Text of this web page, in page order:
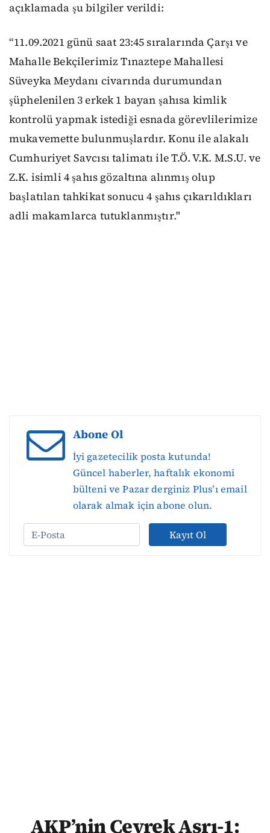
açıklamada şu bilgiler verildi:
“11.09.2021 günü saat 23:45 sıralarında Çarşı ve
Mahalle Bekçilerimiz Tınaztepe Mahallesi
Süveyka Meydanı civarında durumundan
şüphelenilen 3 erkek 1 bayan şahısa kimlik
kontrolü yapmak istediği esnada görevlilerimize
mukavemette bulunmuşlardır. Konu ile alakalı
Cumhuriyet Savcısı talimatı ile T.Ö. V.K. M.S.U. ve
Z.K. isimli 4 şahıs gözaltına alınmış olup
başlatılan tahkikat sonucu 4 şahıs çıkarıldıkları
adli makamlarca tutuklanmıştır."
Abone Ol
İyi gazetecilik posta kutunda!
Güncel haberler, haftalık ekonomi
bülteni ve Pazar derginiz Plus’ı email
olarak almak için abone olun.
Kayıt Ol
AKP’nin Çeyrek Asrı-1: